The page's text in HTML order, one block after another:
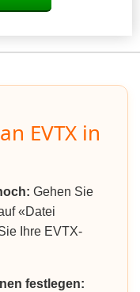
EVTX in
Gehen Sie
«Datei
Ihre EVTX-
festlegen: